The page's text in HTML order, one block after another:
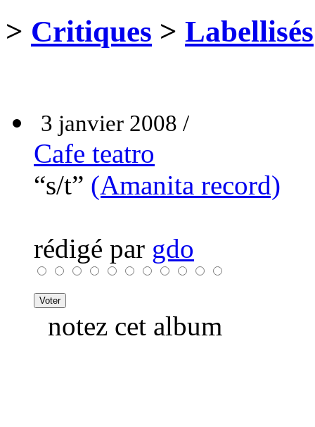
> Critiques > Labellisés
3 janvier 2008 /
Cafe teatro
“s/t” (Amanita record)
rédigé par gdo
notez cet album